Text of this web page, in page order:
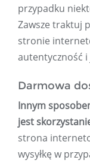
przypadku
Zawsze traktuj
stronie
autentyczność
Darmowa
Innym
jest
strona
wysyłkę w